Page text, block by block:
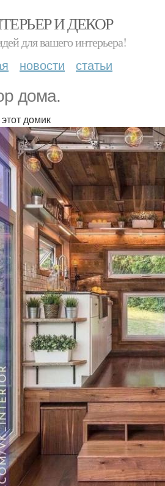
И ДЕКОР
для вашего интерьера!
новости статьи
дома.
домик